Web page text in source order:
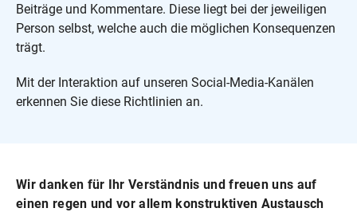
Beiträge und Kommentare. Diese liegt bei der jeweiligen
Person selbst, welche auch die möglichen Konsequenzen
trägt.
Mit der Interaktion auf unseren Social-Media-Kanälen
erkennen Sie diese Richtlinien an.
Wir danken für Ihr Verständnis und freuen uns auf
einen regen und vor allem konstruktiven Austausch